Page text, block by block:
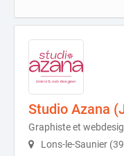
Studio Azana
Graphiste et
Lons-le-Saunier